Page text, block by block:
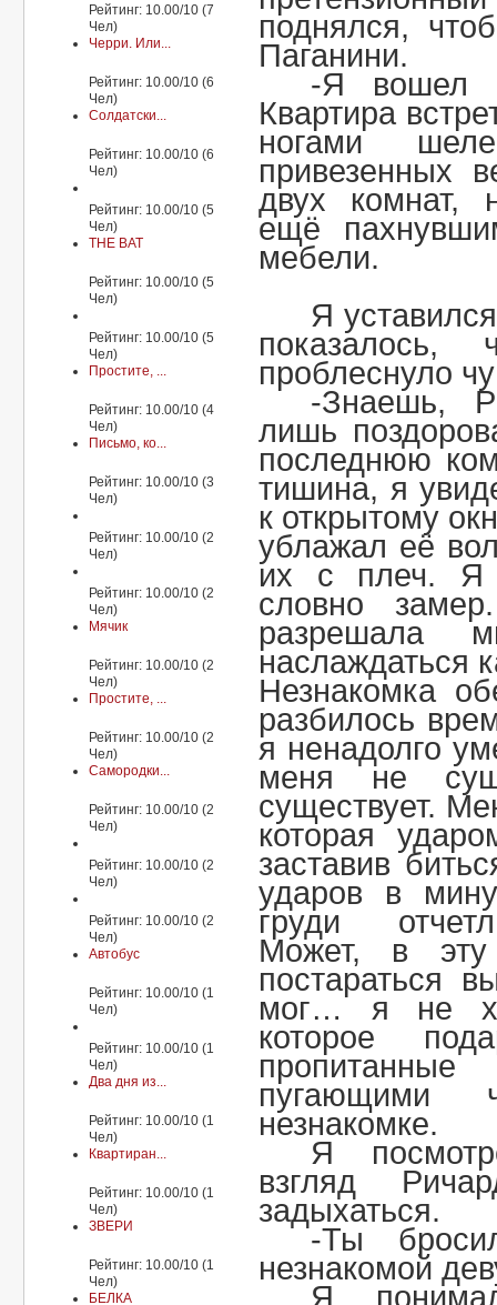
Рейтинг: 10.00/10 (7
Чел)
Черри. Или...
Рейтинг: 10.00/10 (6
Чел)
Солдатски...
Рейтинг: 10.00/10 (6
Чел)
Рейтинг: 10.00/10 (5
Чел)
THE BAT
Рейтинг: 10.00/10 (5
Чел)
Рейтинг: 10.00/10 (5
Чел)
Простите, ...
Рейтинг: 10.00/10 (4
Чел)
Письмо, ко...
Рейтинг: 10.00/10 (3
Чел)
Рейтинг: 10.00/10 (2
Чел)
Рейтинг: 10.00/10 (2
Чел)
Мячик
Рейтинг: 10.00/10 (2
Чел)
Простите, ...
Рейтинг: 10.00/10 (2
Чел)
Самородки...
Рейтинг: 10.00/10 (2
Чел)
Рейтинг: 10.00/10 (2
Чел)
Рейтинг: 10.00/10 (2
Чел)
Автобус
Рейтинг: 10.00/10 (1
Чел)
Рейтинг: 10.00/10 (1
Чел)
Два дня из...
Рейтинг: 10.00/10 (1
Чел)
Квартиран...
Рейтинг: 10.00/10 (1
Чел)
ЗВЕРИ
Рейтинг: 10.00/10 (1
Чел)
БЕЛКА
поднялся,
Паганини.
-Я вошел
Квартира
ногами
привезенных
двух комнат,
ещё
мебели.
Я
проблеснуло
-Знаешь,
лишь
последнюю
тишина, я
к открытому
ублажал её
их с плеч. Я
словно
разрешала
наслаждаться
Незнакомка
разбилось
я ненадолго
меня не
существует.
которая
заставив
ударов в
груди
Может, в
постараться
мог… я не
которое
пугающими
незнакомке.
Я
взгляд
задыхаться.
-Ты
незнакомой
Я